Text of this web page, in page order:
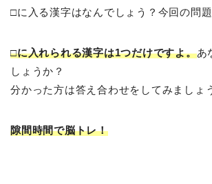
□に入る漢字はなんでしょう？今回の問題
□に入れられる漢字は1つだけですよ。あ
しょうか？
分かった方は答え合わせをしてみましょ
隙間時間で脳トレ！